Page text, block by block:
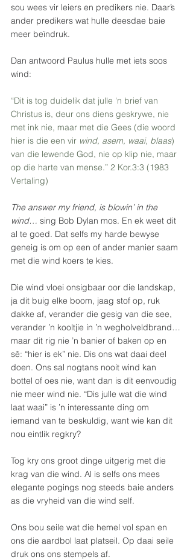
sou wees vir leiers en predikers nie. Daar’s
ander predikers wat hulle deesdae baie
meer beïndruk.
Dan antwoord Paulus hulle met iets soos
wind:
“Dit is tog duidelik dat julle 'n brief van
Christus is, deur ons diens geskrywe, nie
met ink nie, maar met die Gees (die woord
hier is die een vir wind, asem, waai, blaas)
van die lewende God, nie op klip nie, maar
op die harte van mense.” 2 Kor.3:3 (1983
Vertaling)
The answer my friend, is blowin’ in the
wind… sing Bob Dylan mos. En ek weet dit
al te goed. Dat selfs my harde bewyse
geneig is om op een of ander manier saam
met die wind koers te kies.
Die wind vloei onsigbaar oor die landskap,
ja dit buig elke boom, jaag stof op, ruk
dakke af, verander die gesig van die see,
verander ’n kooltjie in ’n wegholveldbrand…
maar dit rig nie ’n banier of baken op en
sê: “hier is ek” nie. Dis ons wat daai deel
doen. Ons sal nogtans nooit wind kan
bottel of oes nie, want dan is dit eenvoudig
nie meer wind nie. “Dis julle wat die wind
laat waai” is ’n interessante ding om
iemand van te beskuldig, want wie kan dit
nou eintlik regkry?
Tog kry ons groot dinge uitgerig met die
krag van die wind. Al is selfs ons mees
elegante pogings nog steeds baie anders
as die vryheid van die wind self.
Ons bou seile wat die hemel vol span en
ons die aardbol laat platseil. Op daai seile
druk ons ons stempels af.